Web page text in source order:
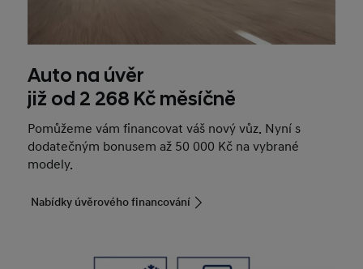
Auto na úvěr
již od 2 268 Kč měsíčně
Pomůžeme vám financovat váš nový vůz. Nyní s
dodatečným bonusem až 50 000 Kč na vybrané
modely.
Nabídky úvěrového financování